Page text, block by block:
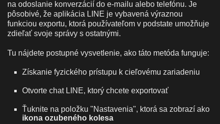
na odoslanie konverzácií do e-mailu alebo telefónu. Je
pôsobivé, že aplikácia LINE je vybavená výraznou
funkciou exportu, ktorá používateľom v podstate umožňuje
zdieľať svoje správy s ostatnými.
Tu nájdete postupné vysvetlenie, ako táto metóda funguje:
Získanie fyzického prístupu k cieľovému zariadeniu
Otvorte chat LINE, ktorý chcete exportovať
Ťuknite na položku "Nastavenia", ktorá sa zobrazí ako
ikona ozubeného kolesa